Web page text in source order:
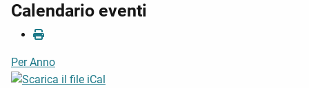
Calendario eventi
Per Anno